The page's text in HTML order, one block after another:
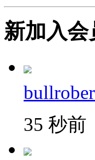
新加入会
35 秒前